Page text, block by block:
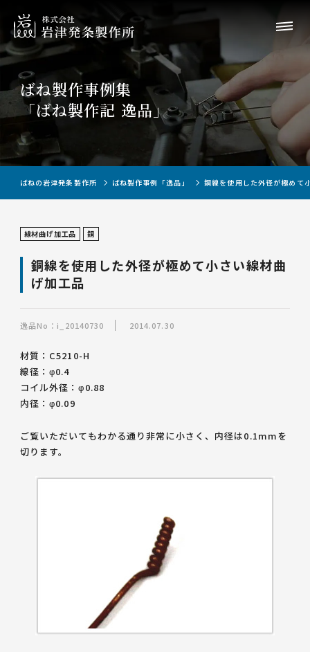
ばね製作事例集
「ばね製作記 逸品」
ばねの岩津発条製作所 ばね製作事例「逸品」 銅線を使用した外径が極めて
線材曲げ加工品 銅
銅線を使用した外径が極めて小さい線材曲
げ加工品
逸品No：i_20140730 2014.07.30
材質：C5210-H
線径：φ0.4
コイル外径：φ0.88
内径：φ0.09
ご覧いただいてもわかる通り非常に小さく、 内径は0.1mmを
切ります。